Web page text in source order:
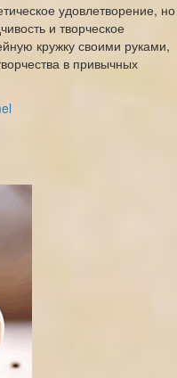
удовлетворение, но
и творческое
кружку своими руками,
в привычных